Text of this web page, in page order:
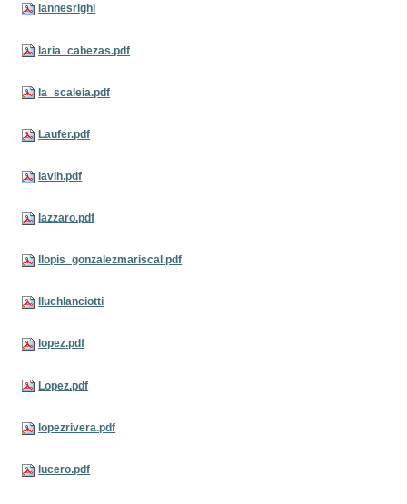
lannesrighi
laria_cabezas.pdf
la_scaleia.pdf
Laufer.pdf
lavih.pdf
lazzaro.pdf
llopis_gonzalezmariscal.pdf
lluchlanciotti
lopez.pdf
Lopez.pdf
lopezrivera.pdf
lucero.pdf